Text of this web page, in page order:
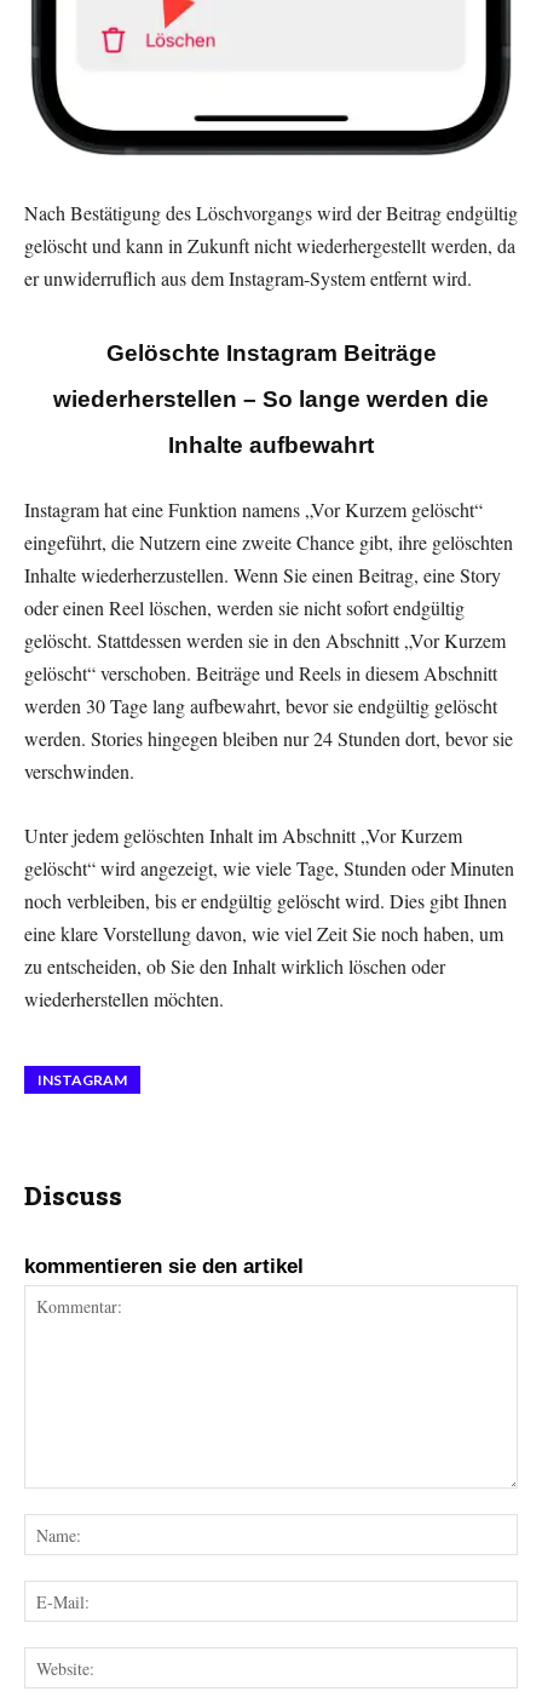
Nach Bestätigung des Löschvorgangs wird der Beitrag endgültig
gelöscht und kann in Zukunft nicht wiederhergestellt werden, da
er unwiderruflich aus dem Instagram-System entfernt wird.
Gelöschte Instagram Beiträge
wiederherstellen – So lange werden die
Inhalte aufbewahrt
Instagram hat eine Funktion namens „Vor Kurzem gelöscht“
eingeführt, die Nutzern eine zweite Chance gibt, ihre gelöschten
Inhalte wiederherzustellen. Wenn Sie einen Beitrag, eine Story
oder einen Reel löschen, werden sie nicht sofort endgültig
gelöscht. Stattdessen werden sie in den Abschnitt „Vor Kurzem
gelöscht“ verschoben. Beiträge und Reels in diesem Abschnitt
werden 30 Tage lang aufbewahrt, bevor sie endgültig gelöscht
werden. Stories hingegen bleiben nur 24 Stunden dort, bevor sie
verschwinden.
Unter jedem gelöschten Inhalt im Abschnitt „Vor Kurzem
gelöscht“ wird angezeigt, wie viele Tage, Stunden oder Minuten
noch verbleiben, bis er endgültig gelöscht wird. Dies gibt Ihnen
eine klare Vorstellung davon, wie viel Zeit Sie noch haben, um
zu entscheiden, ob Sie den Inhalt wirklich löschen oder
wiederherstellen möchten.
INSTAGRAM
Discuss
kommentieren sie den artikel